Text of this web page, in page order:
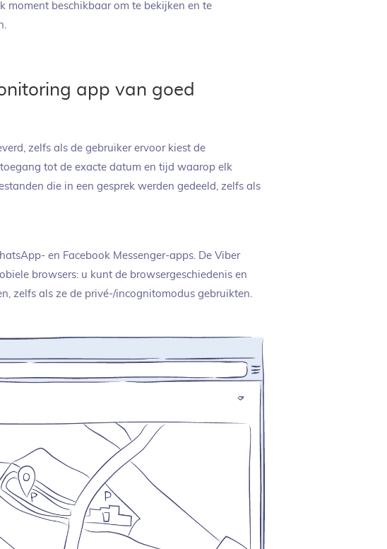
beschikbaar om te bekijken en te
app van goed
zelfs als de gebruiker ervoor kiest de
tot de exacte datum en tijd waarop elk
die in een gesprek werden gedeeld, zelfs als
en Facebook Messenger-apps. De Viber
browsers: u kunt de browsergeschiedenis en
zelfs als ze de privé-/incognitomodus gebruikten.